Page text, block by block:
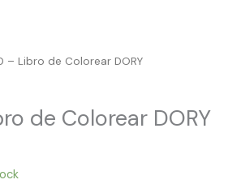
– Libro de Colorear DORY
de Colorear DORY